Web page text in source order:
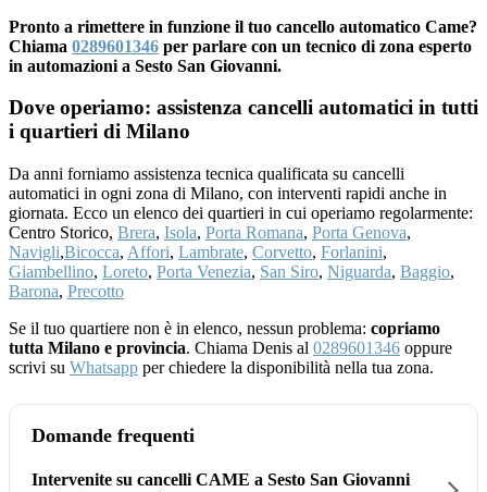
Pronto a rimettere in funzione il tuo cancello automatico Came?
Chiama 0289601346 per parlare con un tecnico di zona esperto
in automazioni a Sesto San Giovanni.
Dove operiamo: assistenza cancelli automatici in tutti
i quartieri di Milano
Da anni forniamo assistenza tecnica qualificata su cancelli
automatici in ogni zona di Milano, con interventi rapidi anche in
giornata. Ecco un elenco dei quartieri in cui operiamo regolarmente:
Centro Storico, Brera, Isola, Porta Romana, Porta Genova,
Navigli,Bicocca, Affori, Lambrate, Corvetto, Forlanini,
Giambellino, Loreto, Porta Venezia, San Siro, Niguarda, Baggio,
Barona, Precotto
Se il tuo quartiere non è in elenco, nessun problema: copriamo
tutta Milano e provincia. Chiama Denis al 0289601346 oppure
scrivi su Whatsapp per chiedere la disponibilità nella tua zona.
Domande frequenti
Intervenite su cancelli CAME a Sesto San Giovanni